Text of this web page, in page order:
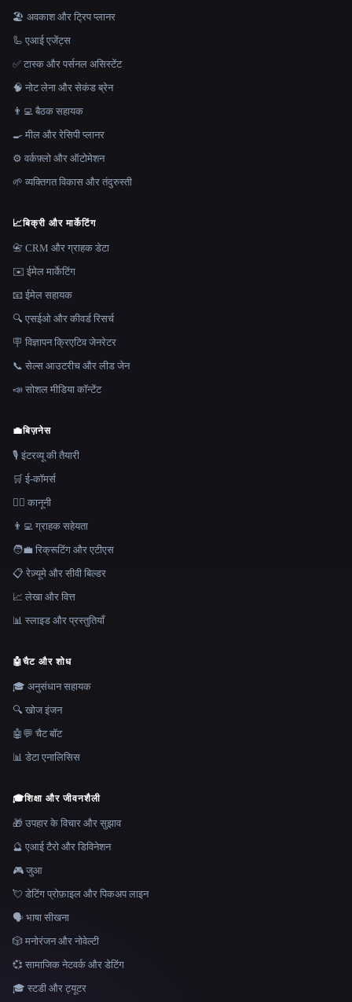
🏖 अवकाश और ट्रिप प्लानर
🦾 एआई एजेंट्स
✅ टास्क और पर्सनल असिस्टेंट
🧠 नोट लेना और सेकंड ब्रेन
👨‍💻 बैठक सहायक
🍳 मील और रेसिपी प्लानर
⚙️ वर्कफ़्लो और ऑटोमेशन
🌱 व्यक्तिगत विकास और तंदुरुस्ती
📈बिक्री और मार्केटिंग
📇 CRM और ग्राहक डेटा
✉️ ईमेल मार्केटिंग
📧 ईमेल सहायक
🔍 एसईओ और कीवर्ड रिसर्च
🪧 विज्ञापन क्रिएटिव जेनरेटर
📞 सेल्स आउटरीच और लीड जेन
📣 सोशल मीडिया कॉन्टेंट
💼बिज़नेस
🎙️ इंटरव्यू की तैयारी
🛒 ई-कॉमर्स
👩‍⚖️ कानूनी
👨‍💻 ग्राहक सहेयता
🧑‍💼 रिक्रूटिंग और एटीएस
📋 रेज़्यूमे और सीवी बिल्डर
📈 लेखा और वित्त
📊 स्लाइड और प्रस्तुतियाँ
🤖चैट और शोध
🎓 अनुसंधान सहायक
🔍 खोज इंजन
🤖💬 चैट बॉट
📊 डेटा एनालिसिस
🎓शिक्षा और जीवनशैली
🎁 उपहार के विचार और सुझाव
🔮 एआई टैरो और डिविनेशन
🎮 जुआ
💘 डेटिंग प्रोफ़ाइल और पिकअप लाइन
🗣️ भाषा सीखना
🎲 मनोरंजन और नोवेल्टी
💞 सामाजिक नेटवर्क और डेटिंग
🎓 स्टडी और ट्यूटर